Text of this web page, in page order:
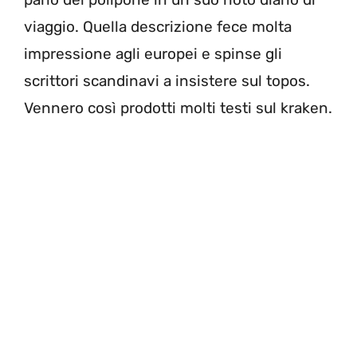
viaggio. Quella descrizione fece molta
impressione agli europei e spinse gli
scrittori scandinavi a insistere sul topos.
Vennero così prodotti molti testi sul kraken.